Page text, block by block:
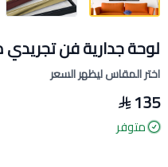
لوحة جدارية فن
اختر المقاس ليظهر السعر
135
متوفر